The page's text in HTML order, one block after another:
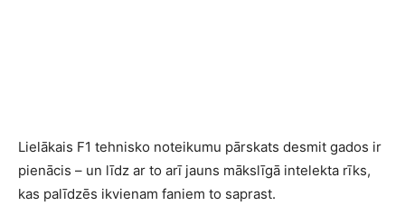
Lielākais F1 tehnisko noteikumu pārskats desmit gados ir
pienācis – un līdz ar to arī jauns mākslīgā intelekta rīks,
kas palīdzēs ikvienam faniem to saprast.